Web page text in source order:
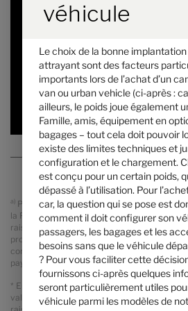
A partir de
Longueur
Masse en charge
Modèle
a) Prix recommandés, sans engagement,
la France métropolitaine. Les prix dans
raison de la devise, de la TVA, des taxes et
propres à chaque pays. Par conséquent,
concessionnaire agréé pour connaître les
pays.
* En ce qui concerne la masse en ordre de
valeur standard définie dans la procédure de
véhicule
Le choix de la bonne implantation
attrayant sont des facteurs
importants lors de l’achat d’un
van ou urban vehicle (ci-après :
ailleurs, le poids joue également
Famille, amis, équipement en
bagages – tout cela doit pouvoir
existe des limites techniques et
configuration et le chargement.
est conçu pour un certain poids,
dépassé à l’utilisation. Pour
car, la question qui se pose est
comment il doit configurer son
passagers, les bagages et les
besoins sans que le véhicule
? Pour vous faciliter cette
fournissons ci-après quelques
seront particulièrement utiles
véhicule parmi les modèles de